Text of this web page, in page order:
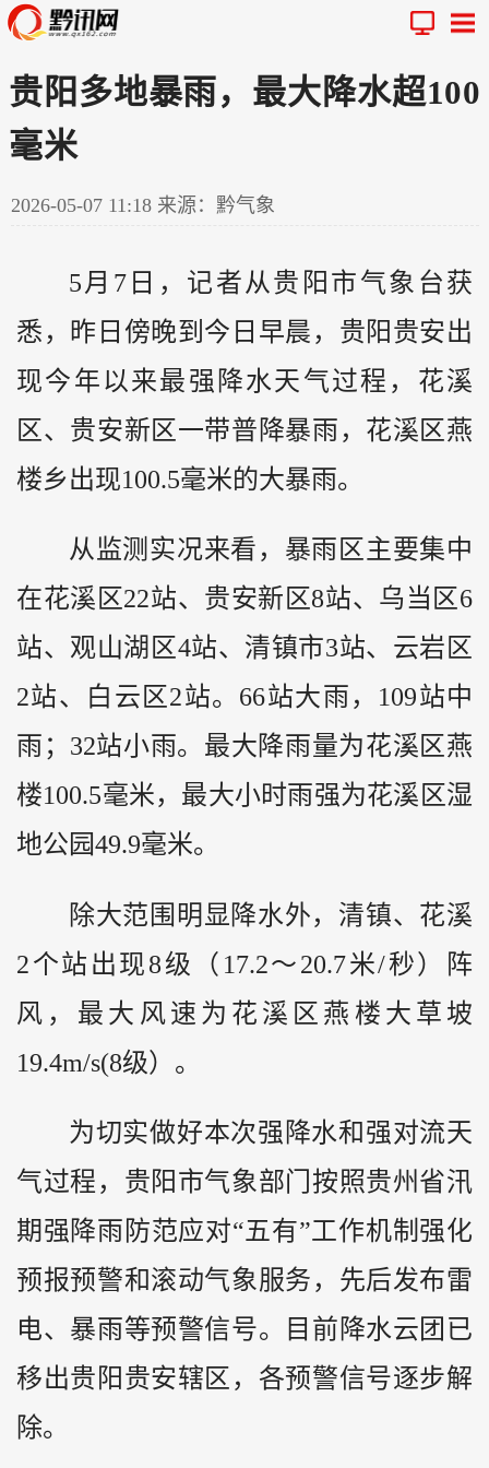
贵阳多地暴雨，最大降水超100
毫米
2026-05-07 11:18 来源：黔气象
5月7日，记者从贵阳市气象台获
悉，昨日傍晚到今日早晨，贵阳贵安出
现今年以来最强降水天气过程，花溪
区、贵安新区一带普降暴雨，花溪区燕
楼乡出现100.5毫米的大暴雨。
从监测实况来看，暴雨区主要集中
在花溪区22站、贵安新区8站、乌当区6
站、观山湖区4站、清镇市3站、云岩区
2站、白云区2站。66站大雨，109站中
雨；32站小雨。最大降雨量为花溪区燕
楼100.5毫米，最大小时雨强为花溪区湿
地公园49.9毫米。
除大范围明显降水外，清镇、花溪
2个站出现8级（17.2～20.7米/秒）阵
风，最大风速为花溪区燕楼大草坡
19.4m/s(8级）。
为切实做好本次强降水和强对流天
气过程，贵阳市气象部门按照贵州 省汛
期强降雨防范应对“五有”工作机制强化
预报预警和滚动气象服务，先后发布雷
电、暴雨等预警信号。目前降水云团已
移出贵阳贵安辖区，各预警信号逐步解
除。